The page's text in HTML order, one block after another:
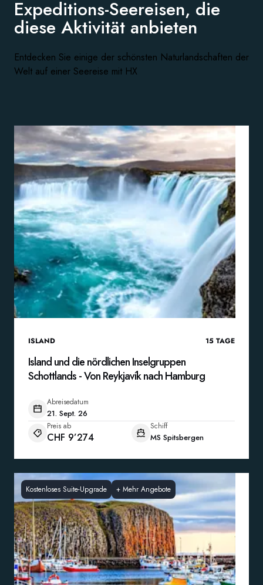
Expeditions-Seereisen, die
diese Aktivität anbieten
Entdecken Sie einige der schönsten Naturlandschaften der
Welt auf einer Seereise mit HX
ISLAND 15 TAGE
Island und die nördlichen Inselgruppen
Schottlands - Von Reykjavík nach Hamburg
Abreisedatum
21. Sept. 26
Preis ab
CHF 9’274
Schiff
MS Spitsbergen
Kostenloses Suite-Upgrade + Mehr Angebote